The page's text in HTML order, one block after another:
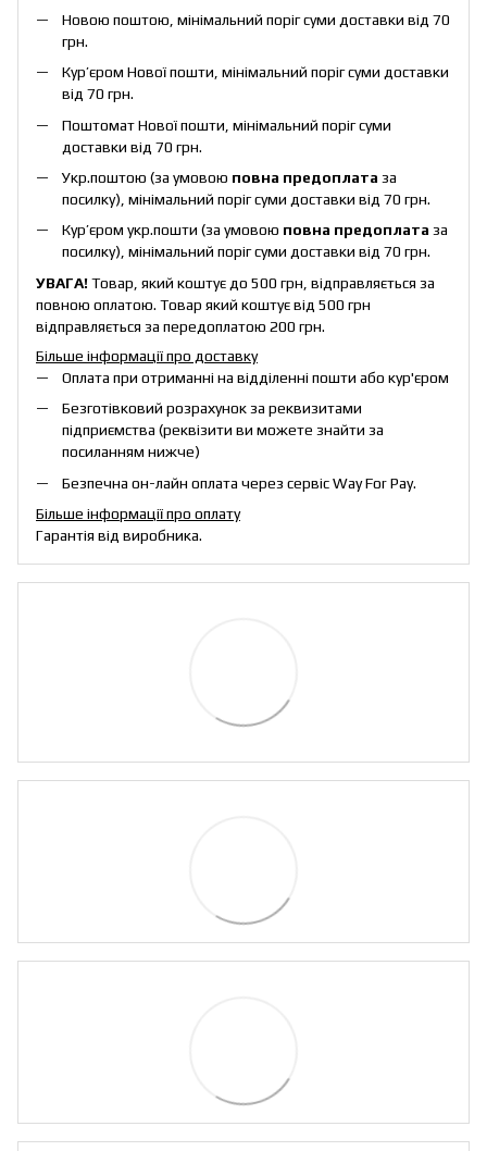
Новою поштою, мінімальний поріг суми доставки від 70
грн.
Кур’єром Нової пошти, мінімальний поріг суми доставки
від 70 грн.
Поштомат Нової пошти, мінімальний поріг суми
доставки від 70 грн.
Укр.поштою (за умовою повна предоплата за
посилку), мінімальний поріг суми доставки від 70 грн.
Кур’єром укр.пошти (за умовою повна предоплата за
посилку), мінімальний поріг суми доставки від 70 грн.
УВАГА!Товар, який коштує до 500 грн, відправляється за
повною оплатою. Товар який коштує від 500 грн
відправляється за передоплатою 200 грн.
Більше інформації про доставку
Оплата при отриманні на відділенні пошти або кур'єром
Безготівковий розрахунок за реквизитами
підприємства (реквізити ви можете знайти за
посиланням нижче)
Безпечна он-лайн оплата через сервіс Way For Pay.
Більше інформації про оплату
Гарантія від виробника.